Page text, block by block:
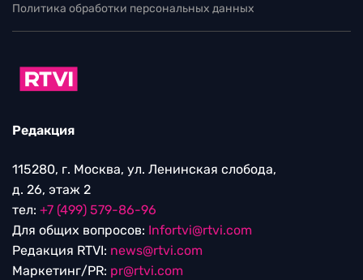
Политика обработки персональных данных
Редакция
115280, г. Москва, ул. Ленинская слобода,
д. 26, этаж 2
тел: +7 (499) 579-86-96
Для общих вопросов: Infortvi@rtvi.com
Редакция RTVI: news@rtvi.com
Маркетинг/PR: pr@rtvi.com